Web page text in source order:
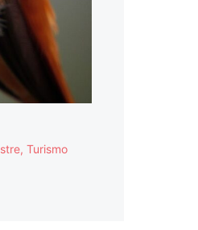
, Turismo